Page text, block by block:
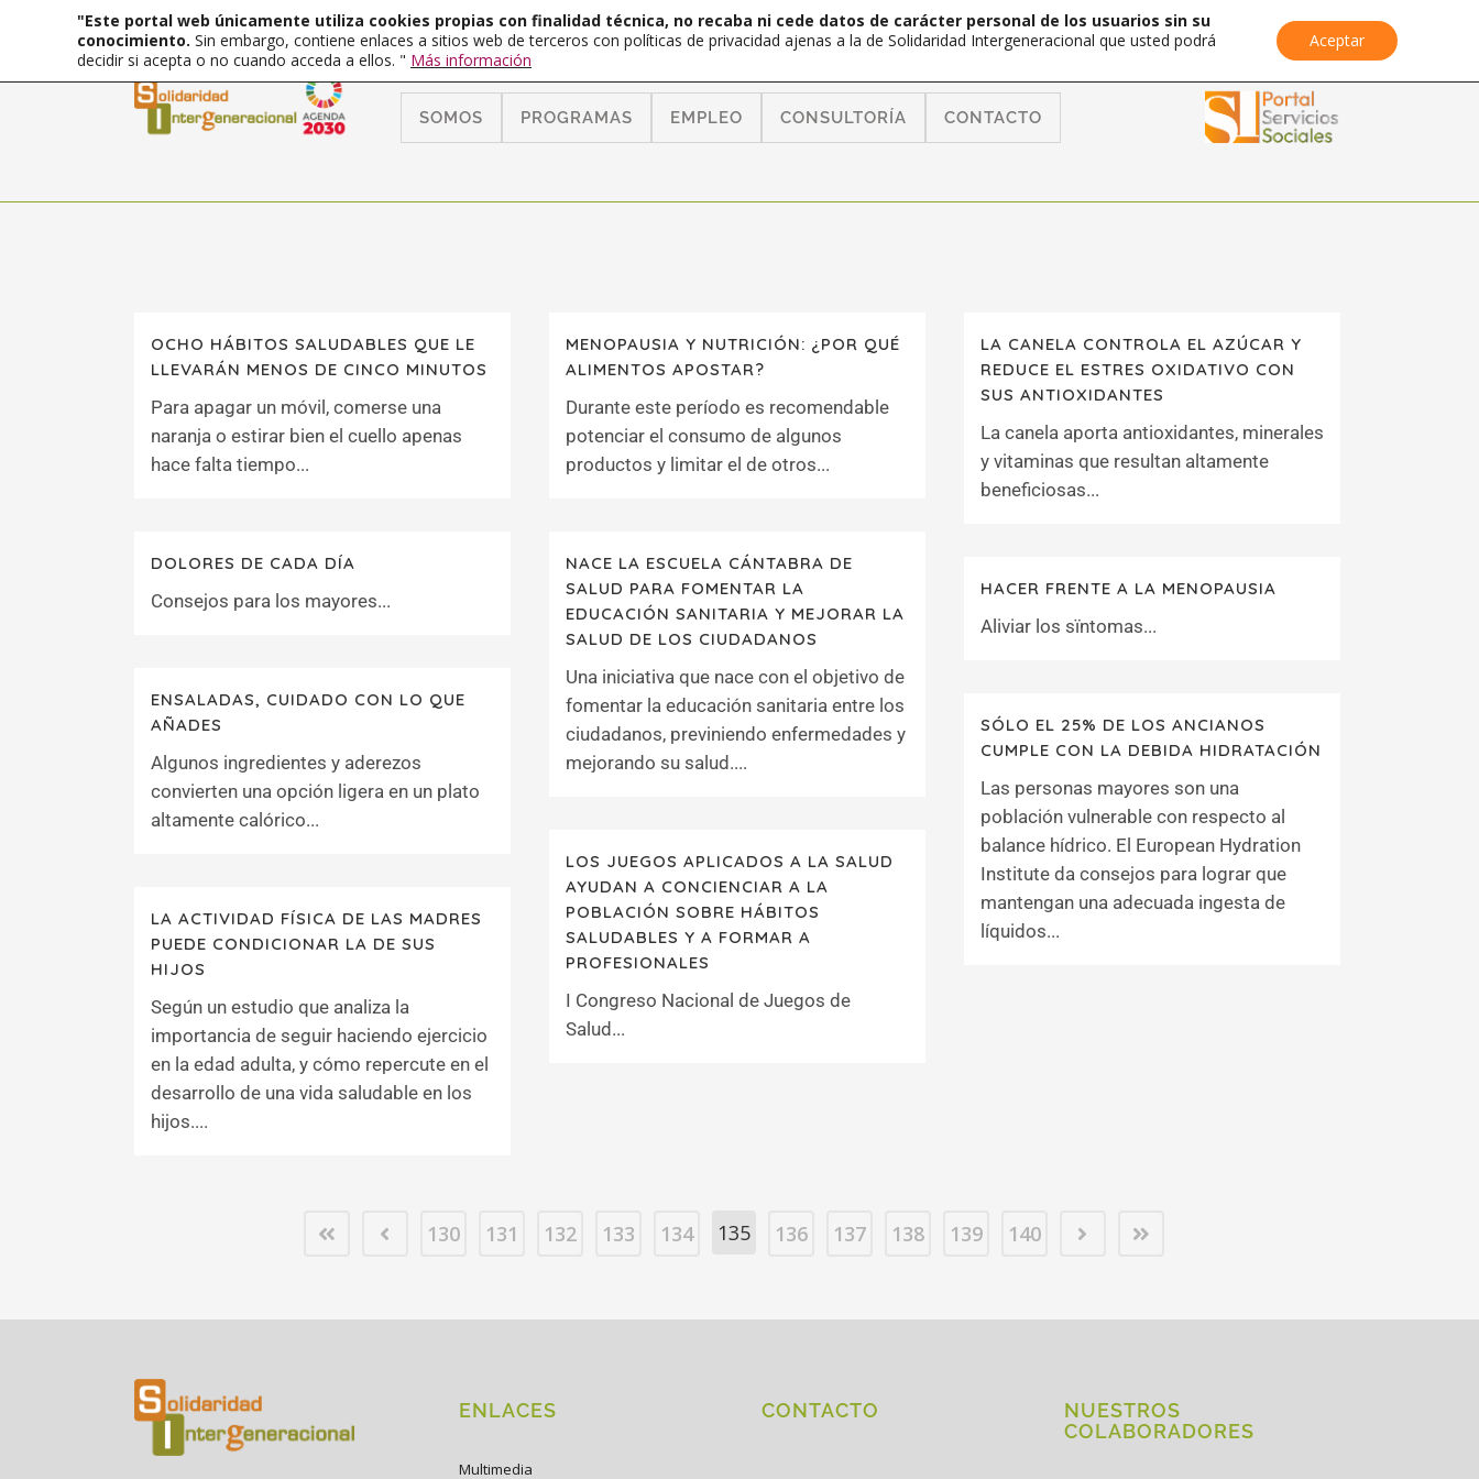
SOMOS PROGRAMAS EMPLEO CONSULTORÍA CONTACTO
OCHO HÁBITOS SALUDABLES QUE LE
LLEVARÁN MENOS DE CINCO MINUTOS
Para apagar un móvil, comerse una
naranja o estirar bien el cuello apenas
hace falta tiempo...
MENOPAUSIA Y NUTRICIÓN: ¿POR QUÉ
ALIMENTOS APOSTAR?
Durante este período es recomendable
potenciar el consumo de algunos
productos y limitar el de otros...
LA CANELA CONTROLA EL AZÚCAR Y
REDUCE EL ESTRES OXIDATIVO CON
SUS ANTIOXIDANTES
La canela aporta antioxidantes, minerales
y vitaminas que resultan altamente
beneficiosas...
DOLORES DE CADA DÍA
Consejos para los mayores...
NACE LA ESCUELA CÁNTABRA DE
SALUD PARA FOMENTAR LA
EDUCACIÓN SANITARIA Y MEJORAR LA
SALUD DE LOS CIUDADANOS
Una iniciativa que nace con el objetivo de
fomentar la educación sanitaria entre los
ciudadanos, previniendo enfermedades y
mejorando su salud....
HACER FRENTE A LA MENOPAUSIA
Aliviar los sïntomas...
ENSALADAS, CUIDADO CON LO QUE
AÑADES
Algunos ingredientes y aderezos
convierten una opción ligera en un plato
altamente calórico...
SÓLO EL 25% DE LOS ANCIANOS
CUMPLE CON LA DEBIDA HIDRATACIÓN
Las personas mayores son una
población vulnerable con respecto al
balance hídrico. El European Hydration
Institute da consejos para lograr que
mantengan una adecuada ingesta de
líquidos...
LOS JUEGOS APLICADOS A LA SALUD
AYUDAN A CONCIENCIAR A LA
POBLACIÓN SOBRE HÁBITOS
SALUDABLES Y A FORMAR A
PROFESIONALES
I Congreso Nacional de Juegos de
Salud...
LA ACTIVIDAD FÍSICA DE LAS MADRES
PUEDE CONDICIONAR LA DE SUS
HIJOS
Según un estudio que analiza la
importancia de seguir haciendo ejercicio
en la edad adulta, y cómo repercute en el
desarrollo de una vida saludable en los
hijos....
130 131 132 133 134 135 136 137 138 139 140
ENLACES
Multimedia
CONTACTO
NUESTROS
COLABORADORES
"Este portal web únicamente utiliza cookies propias con finalidad técnica, no recaba ni cede datos de carácter personal de los usuarios sin su
conocimiento. Sin embargo, contiene enlaces a sitios web de terceros con políticas de privacidad ajenas a la de Solidaridad Intergeneracional que usted podrá
decidir si acepta o no cuando acceda a ellos. " Más información
Aceptar